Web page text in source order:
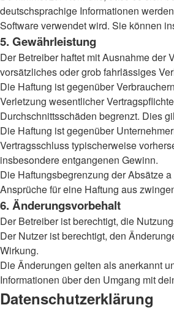
deutschsprachige Informationen
Software verwendet wird. Sie können
5. Gewährleistung
Der Betreiber haftet mit Ausnahme der
vorsätzliches oder grob fahrlässiges
Die Haftung ist gegenüber
Verletzung wesentlicher
Durchschnittsschäden begrenzt. Dies
Die Haftung ist gegenüber
Vertragsschluss typischerweise
insbesondere entgangenen Gewinn.
Die Haftungsbegrenzung der Absätze
Ansprüche für eine Haftung aus
6. Änderungsvorbehalt
Der Betreiber ist berechtigt, die
Der Nutzer ist berechtigt, den
Wirkung.
Die Änderungen gelten als anerkannt
Informationen über den Umgang mit
Datenschutzerklärung